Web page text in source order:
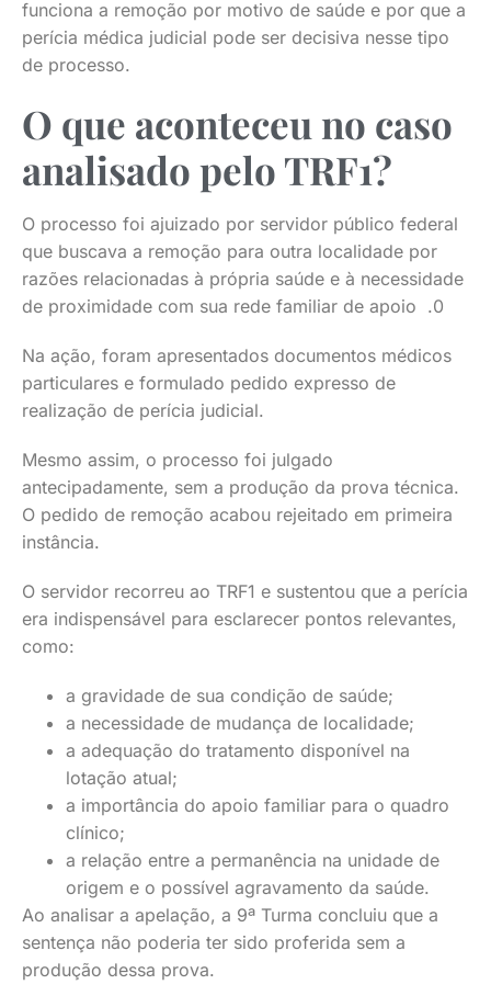
funciona a remoção por motivo de saúde e por que a
perícia médica judicial pode ser decisiva nesse tipo
de processo.
O que aconteceu no caso
analisado pelo TRF1?
O processo foi ajuizado por servidor público federal
que buscava a remoção para outra localidade por
razões relacionadas à própria saúde e à necessidade
de proximidade com sua rede familiar de apoio .0
Na ação, foram apresentados documentos médicos
particulares e formulado pedido expresso de
realização de perícia judicial.
Mesmo assim, o processo foi julgado
antecipadamente, sem a produção da prova técnica.
O pedido de remoção acabou rejeitado em primeira
instância.
O servidor recorreu ao TRF1 e sustentou que a perícia
era indispensável para esclarecer pontos relevantes,
como:
a gravidade de sua condição de saúde;
a necessidade de mudança de localidade;
a adequação do tratamento disponível na
lotação atual;
a importância do apoio familiar para o quadro
clínico;
a relação entre a permanência na unidade de
origem e o possível agravamento da saúde.
Ao analisar a apelação, a 9ª Turma concluiu que a
sentença não poderia ter sido proferida sem a
produção dessa prova.